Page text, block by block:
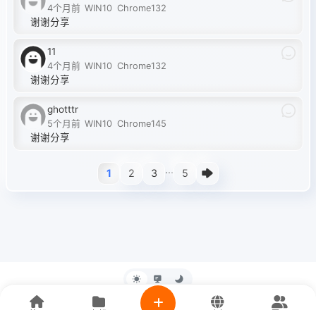
4个月前 WIN10 Chrome132
谢谢分享
11
4个月前 WIN10 Chrome132
谢谢分享
ghotttr
5个月前 WIN10 Chrome145
谢谢分享
1 2 3 ... 5